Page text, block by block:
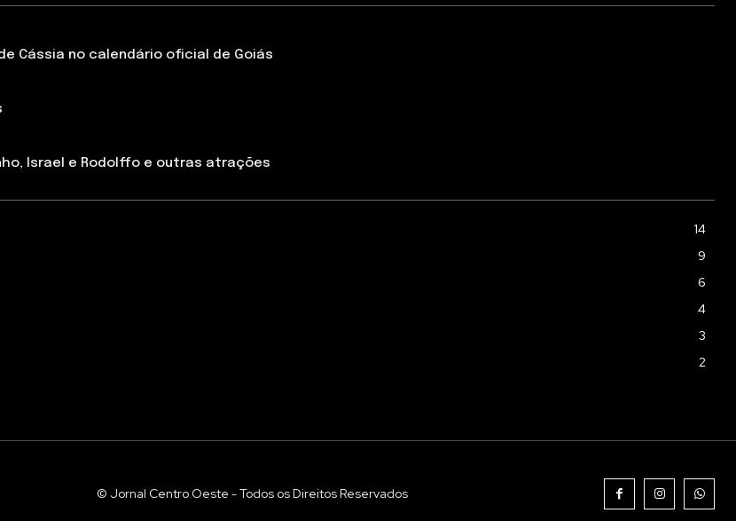
Cássia no calendário oficial de Goiás
Israel e Rodolffo e outras atrações
14
9
6
4
3
2
© Jornal Centro Oeste - Todos os Direitos Reservados